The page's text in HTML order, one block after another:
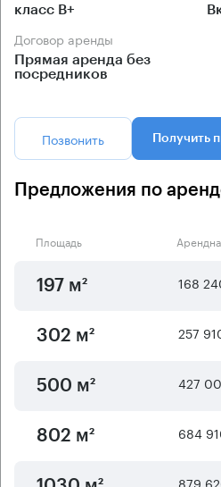
класс B+
Договор аренды
Прямая аренда без
посредников
Позвонить Получить
Предложения по
Площадь
197 м² 168
302 м² 257
500 м² 427
802 м² 684
879